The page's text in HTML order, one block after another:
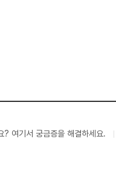
? 여기서 궁금증을 해결하세요.